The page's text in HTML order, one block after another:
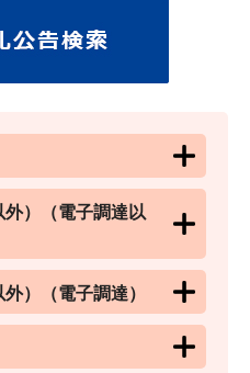
外）（電子調達以
）（電子調達）